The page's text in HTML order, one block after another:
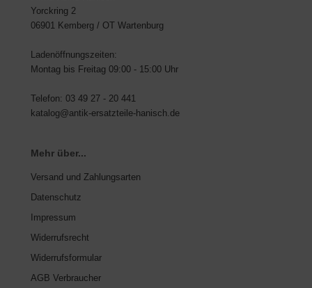
Yorckring 2
06901 Kemberg / OT Wartenburg
Ladenöffnungszeiten:
Montag bis Freitag 09:00 - 15:00 Uhr
Telefon: 03 49 27 - 20 441
katalog@antik-ersatzteile-hanisch.de
Mehr über...
Versand und Zahlungsarten
Datenschutz
Impressum
Widerrufsrecht
Widerrufsformular
AGB Verbraucher